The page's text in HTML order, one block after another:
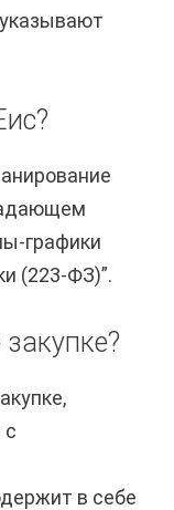
графики
(223-ФЗ)”.
с
в себе